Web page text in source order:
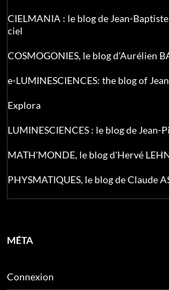
CIELMANIA : le blog de Jean-
ciel
COSMOGONIES, le blog d'Aurélien
e-LUMINESCIENCES: the blog of
Explora
LUMINESCIENCES : le blog de
MATH'MONDE, le blog d'Hervé
PHYSMATIQUES, le blog de Claude
MÉTA
Connexion